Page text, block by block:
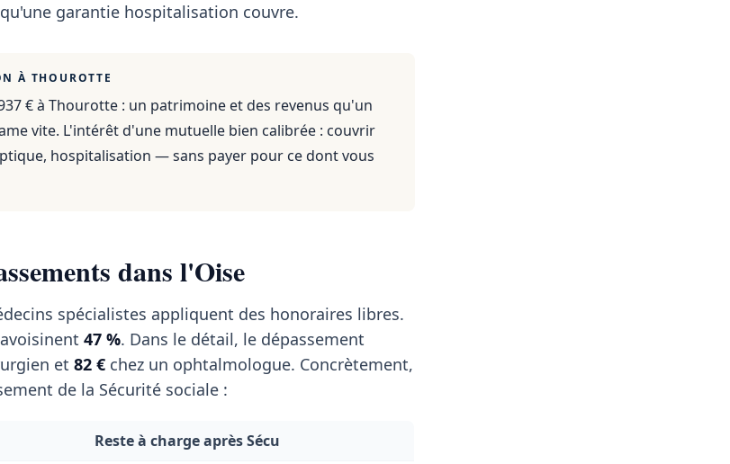
garantie hospitalisation couvre.
À THOUROTTE
€à Thourotte : un patrimoine et des revenus qu'un
vite. L'intérêt d'une mutuelle bien calibrée : couvrir
hospitalisation — sans payer pour ce dont vous
dans l'Oise
spécialistes appliquent des honoraires libres.
47 %. Dans le détail, le dépassement
et 82 € chez un ophtalmologue. Concrètement,
de la Sécurité sociale :
Reste à charge après Sécu